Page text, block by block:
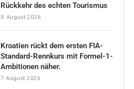
Rückkehr des echten Tourismus
8. August 2026
Kroatien rückt dem ersten FIA-
Standard-Rennkurs mit Formel-1-
Ambitionen näher.
7. August 2026